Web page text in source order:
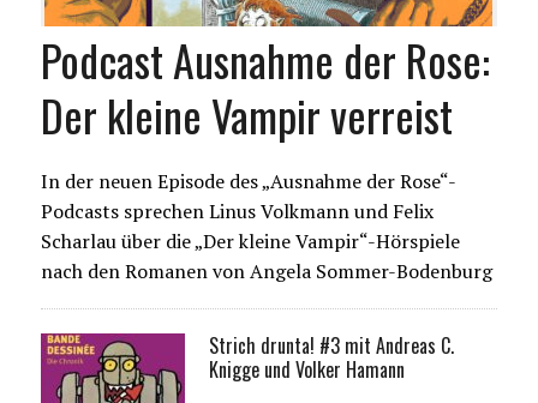
Podcast Ausnahme der Rose:
Der kleine Vampir verreist
In der neuen Episode des „Ausnahme der Rose“-
Podcasts sprechen Linus Volkmann und Felix
Scharlau über die „Der kleine Vampir“-Hörspiele
nach den Romanen von Angela Sommer-Bodenburg
Strich drunta! #3 mit Andreas C.
Knigge und Volker Hamann